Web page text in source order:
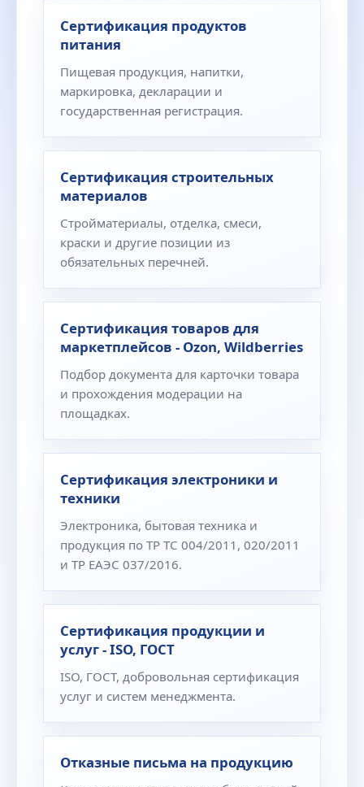
Сертификация продуктов
питания
Пищевая продукция, напитки,
маркировка, декларации и
государственная регистрация.
Сертификация строительных
материалов
Стройматериалы, отделка, смеси,
краски и другие позиции из
обязательных перечней.
Сертификация товаров для
маркетплейсов - Ozon, Wildberries
Подбор документа для карточки товара
и прохождения модерации на
площадках.
Сертификация электроники и
техники
Электроника, бытовая техника и
продукция по ТР ТС 004/2011, 020/2011
и ТР ЕАЭС 037/2016.
Сертификация продукции и
услуг - ISO, ГОСТ
ISO, ГОСТ, добровольная сертификация
услуг и систем менеджмента.
Отказные письма на продукцию